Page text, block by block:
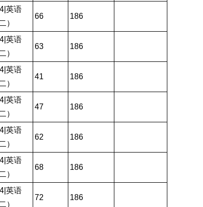
英语
）
66 186
英语
）
63 186
英语
）
41 186
英语
）
47 186
英语
）
62 186
英语
）
68 186
英语
）
72 186